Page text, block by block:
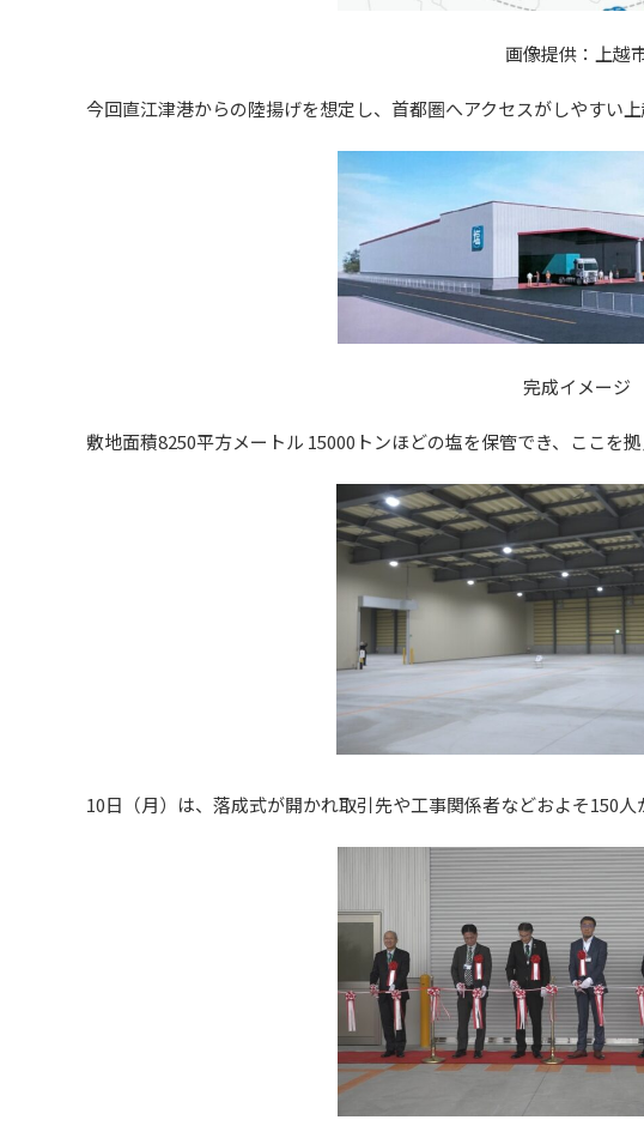
画像提供：上越
今回直江津港からの陸揚げを想定し、首都圏へアクセスがしやすい上
完成イメージ
敷地面積8250平方メートル 15000トンほどの塩を保管でき、ここを拠
10日（月）は、落成式が開かれ取引先や工事関係者などおよそ150人